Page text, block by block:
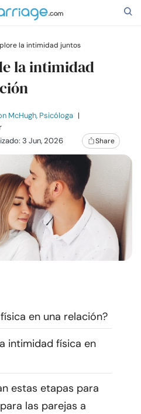
ES
la intimidad juntos
la intimidad
McHugh, Psicóloga |
3 Jun, 2026 Share
en una relación?
intimidad física en
estas etapas para
las parejas a